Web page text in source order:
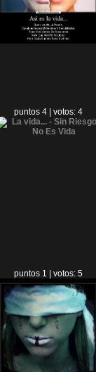
puntos 4 | votos: 4
puntos 1 | votos: 5